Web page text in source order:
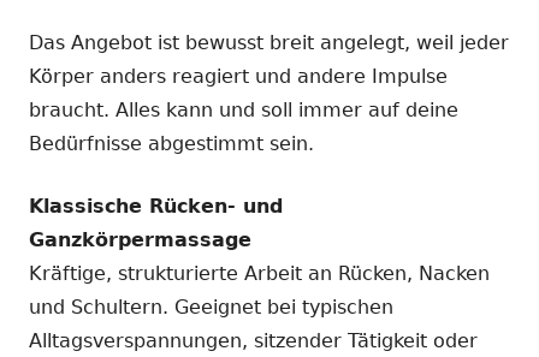
Das Angebot ist bewusst breit angelegt, weil jeder
Körper anders reagiert und andere Impulse
braucht. Alles kann und soll immer auf deine
Bedürfnisse abgestimmt sein.
Klassische Rücken- und
Ganzkörpermassage
Kräftige, strukturierte Arbeit an Rücken, Nacken
und Schultern. Geeignet bei typischen
Alltagsverspannungen, sitzender Tätigkeit oder